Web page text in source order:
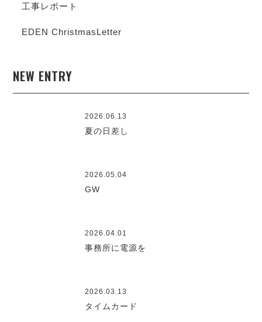
工事レポート
EDEN ChristmasLetter
NEW ENTRY
2026.06.13
夏の日差し
2026.05.04
GW
2026.04.01
事務所に電源を
2026.03.13
タイムカード